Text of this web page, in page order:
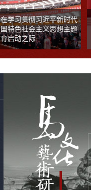
学习贯彻习近平新时代
特色社会主义思想主题
启动之际